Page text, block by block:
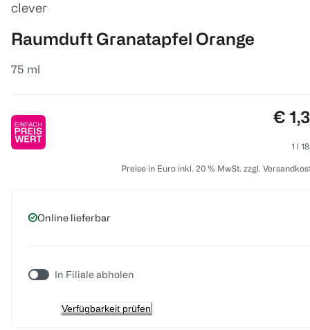
clever
Raumduft Granatapfel Orange
75 ml
€
1 l
Preise in Euro inkl. 20 % MwSt. zzgl.
Online lieferbar
In Filiale abholen
Verfügbarkeit prüfen